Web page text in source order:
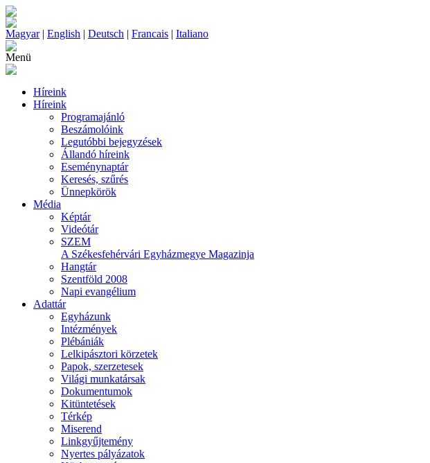
Magyar| English | Deutsch | Francais | Italiano
Menü
Híreink
Híreink
Programajánló
Beszámolóink
Legutóbbi bejegyzések
Állandó híreink
Eseménynaptár
Keresés, szűrés
Ünnepkörök
Média
Képtár
Videótár
SZEM
A Székesfehérvári Egyházmegye Magazinja
Hangtár
Szentföld 2008
Napi evangélium
Adattár
Egyházunk
Intézmények
Plébániák
Lelkipásztori körzetek
Papok, szerzetesek
Világi munkatársak
Dokumentumok
Kitüntetések
Térkép
Miserend
Linkgyűjtemény
Nyertes pályázatok